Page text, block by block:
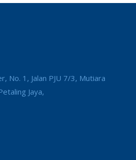
No. 1, Jalan PJU 7/3, Mutiara
Jaya,